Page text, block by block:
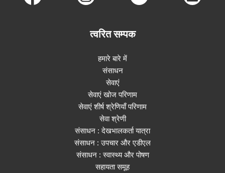
त्वरित सम्पक
हमारे बारे में
संसाधन
सेवाएं
सेवाएं खोज परिणाम
सेवाएं शीर्ष श्रेणियाँ परिणाम
सेवा श्रेणी
संसाधन : देखभालकर्ता यात्रा
संसाधन : उपचार और एडीएल
संसाधन : स्वास्थ्य और पोषण
सहायता समूह